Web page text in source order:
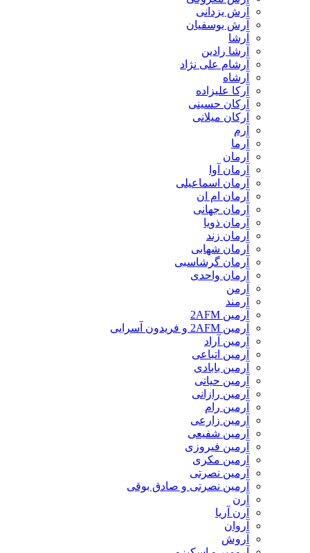
آرش یزدانی
آرش یوسفیان
آرشا
آرشا رادین
آرشام علی نژاد
آرشاه
آرکا علیزاده
آرکان حسینی
آرکان میلانی
آرم
آرما
آرمان
آرمان آوا
آرمان اسماعیلی
آرمان ام ان
آرمان جهانی
آرمان ذویا
آرمان زند
آرمان شهابی
آرمان گرشاسبی
آرمان واحدی
آرمن
آرمند
آرمین 2AFM
آرمین 2AFM و فریدون آسرایی
آرمین آراد
آرمین اتباعی
آرمین بابادی
آرمین حیاتی
آرمین رازانی
آرمین رام
آرمین زارعی
آرمین شفیعی
آرمین فیروزی
آرمین مکری
آرمین نصرتی
آرمین نصرتی و صادق بوقی
آرن
آرن آریا
آروان
آروش